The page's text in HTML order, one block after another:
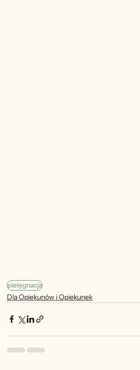
pielęgnacja
Dla Opiekunów i Opiekunek